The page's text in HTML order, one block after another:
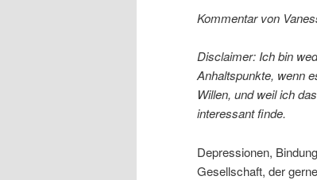
Kommentar von
Disclaimer: Ich bin
Anhaltspunkte, wenn
Willen, und weil ich
interessant finde.
Depressionen,
Gesellschaft, der